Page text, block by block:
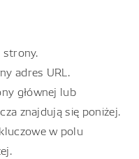
strony.
adres URL.
głównej lub
znajdują się poniżej.
w polu